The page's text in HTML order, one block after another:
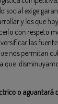
social exige
y los que
con respeto
las
nos permitan
que
o aguantará